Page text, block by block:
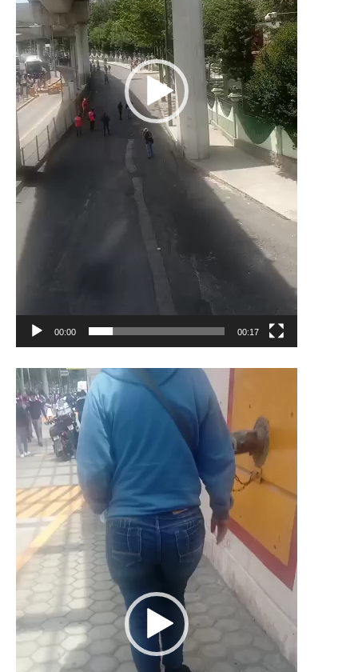
00:00 00:17
Reproductor
de
vídeo